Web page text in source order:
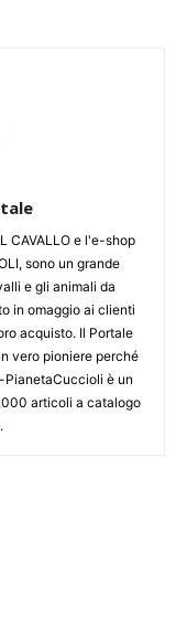
CAVALLO e l'e-shop
sono un grande
e gli animali da
in omaggio ai clienti
acquisto. Il Portale
vero pioniere perché
PianetaCuccioli è un
articoli a catalogo